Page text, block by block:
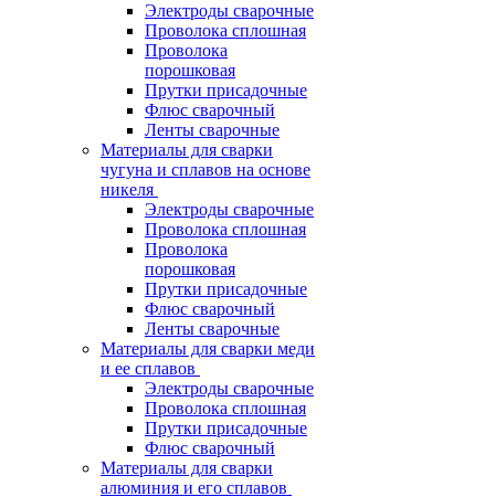
Электроды сварочные
Проволока сплошная
Проволока
порошковая
Прутки присадочные
Флюс сварочный
Ленты сварочные
Материалы для сварки
чугуна и сплавов на основе
никеля
Электроды сварочные
Проволока сплошная
Проволока
порошковая
Прутки присадочные
Флюс сварочный
Ленты сварочные
Материалы для сварки меди
и ее сплавов
Электроды сварочные
Проволока сплошная
Прутки присадочные
Флюс сварочный
Материалы для сварки
алюминия и его сплавов